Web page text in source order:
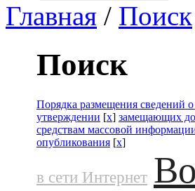
Главная / Поиск
Поиск
Порядка размещения сведений о
утверждении [x] замещающих
средствам массовой
опубликования [x]
в сети Интернет